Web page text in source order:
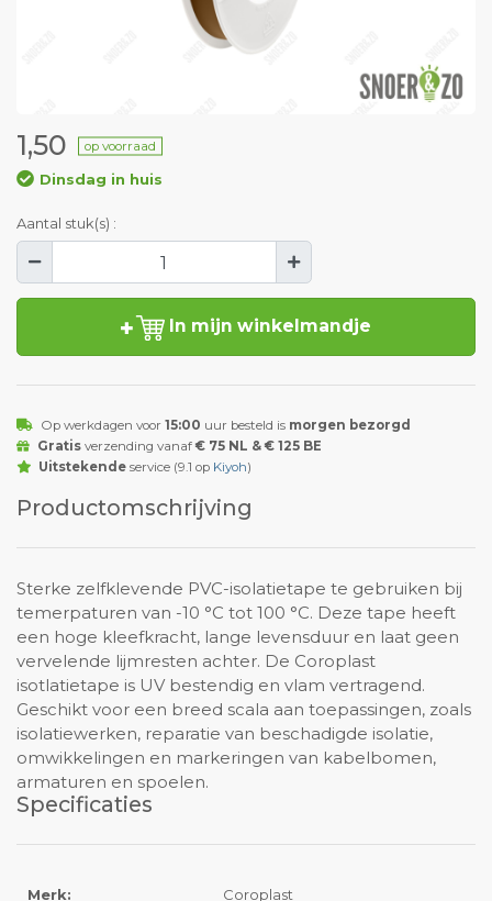
1,50 op voorraad
Dinsdag in huis
Aantal stuk(s) :
In mijn winkelmandje
Op werkdagen voor 15:00 uur besteld is morgen bezorgd
Gratisverzending vanaf € 75 NL & € 125 BE
Uitstekendeservice (9.1 op Kiyoh)
Productomschrijving
Sterke zelfklevende PVC-isolatietape te gebruiken bij
temerpaturen van -10 °C tot 100 °C. Deze tape heeft
een hoge kleefkracht, lange levensduur en laat geen
vervelende lijmresten achter. De Coroplast
isotlatietape is UV bestendig en vlam vertragend.
Geschikt voor een breed scala aan toepassingen, zoals
isolatiewerken, reparatie van beschadigde isolatie,
omwikkelingen en markeringen van kabelbomen,
armaturen en spoelen.
Specificaties
Merk: Coroplast